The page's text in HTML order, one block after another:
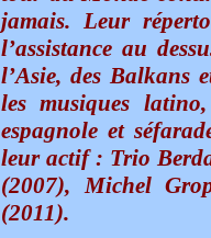
jamais. Leur
l’assistance au
l’Asie, des Balkans
les musiques
espagnole et
leur actif : Trio
(2007), Michel
(2011).